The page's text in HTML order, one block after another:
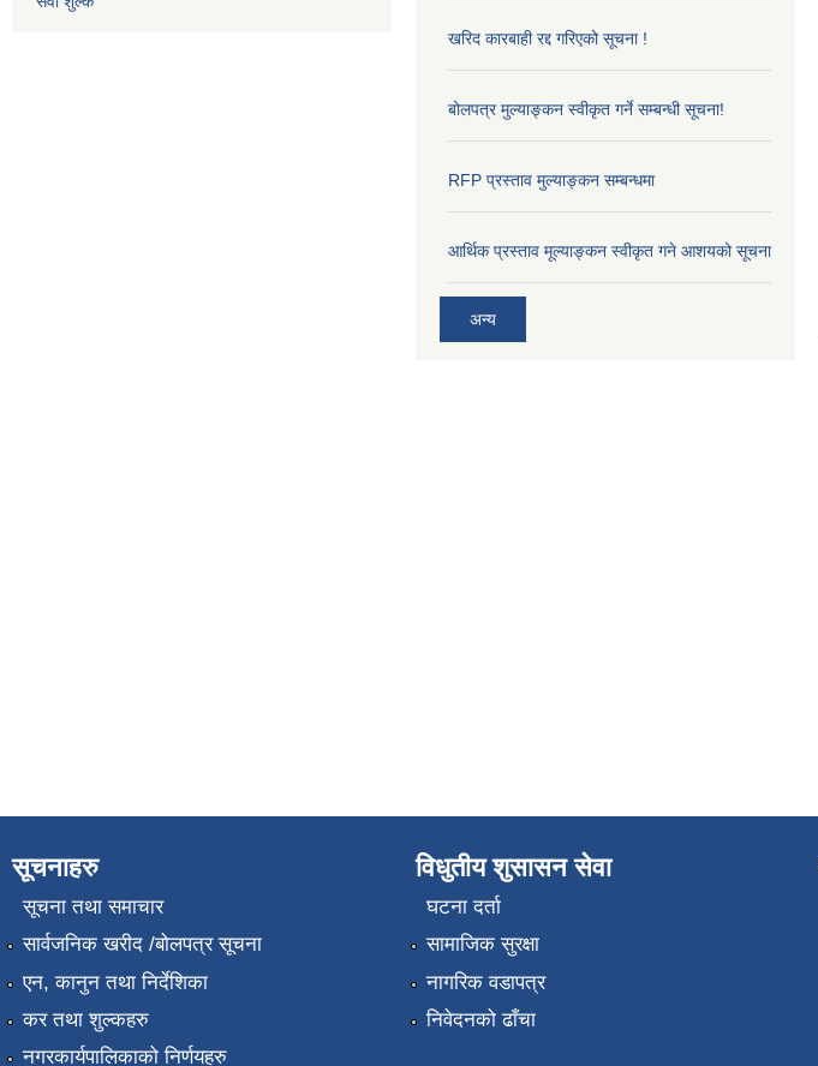
खरिद कारबाही रद्द गरिएको सूचना !
बोलपत्र मुल्याङ्कन स्वीकृत गर्ने सम्बन्धी सूचना!
RFP प्रस्ताव मुल्याङ्कन सम्बन्धमा
आर्थिक प्रस्ताव मूल्याङ्कन स्वीकृत गने आशयको सूचना
अन्य
सूचनाहरु
सूचना तथा समाचार
सार्वजनिक खरीद /बोलपत्र सूचना
एन, कानुन तथा निर्देशिका
कर तथा शुल्कहरु
नगरकार्यपालिकाको निर्णयहरु
विधुतीय शुसासन सेवा
घटना दर्ता
सामाजिक सुरक्षा
नागरिक वडापत्र
निवेदनको ढाँचा